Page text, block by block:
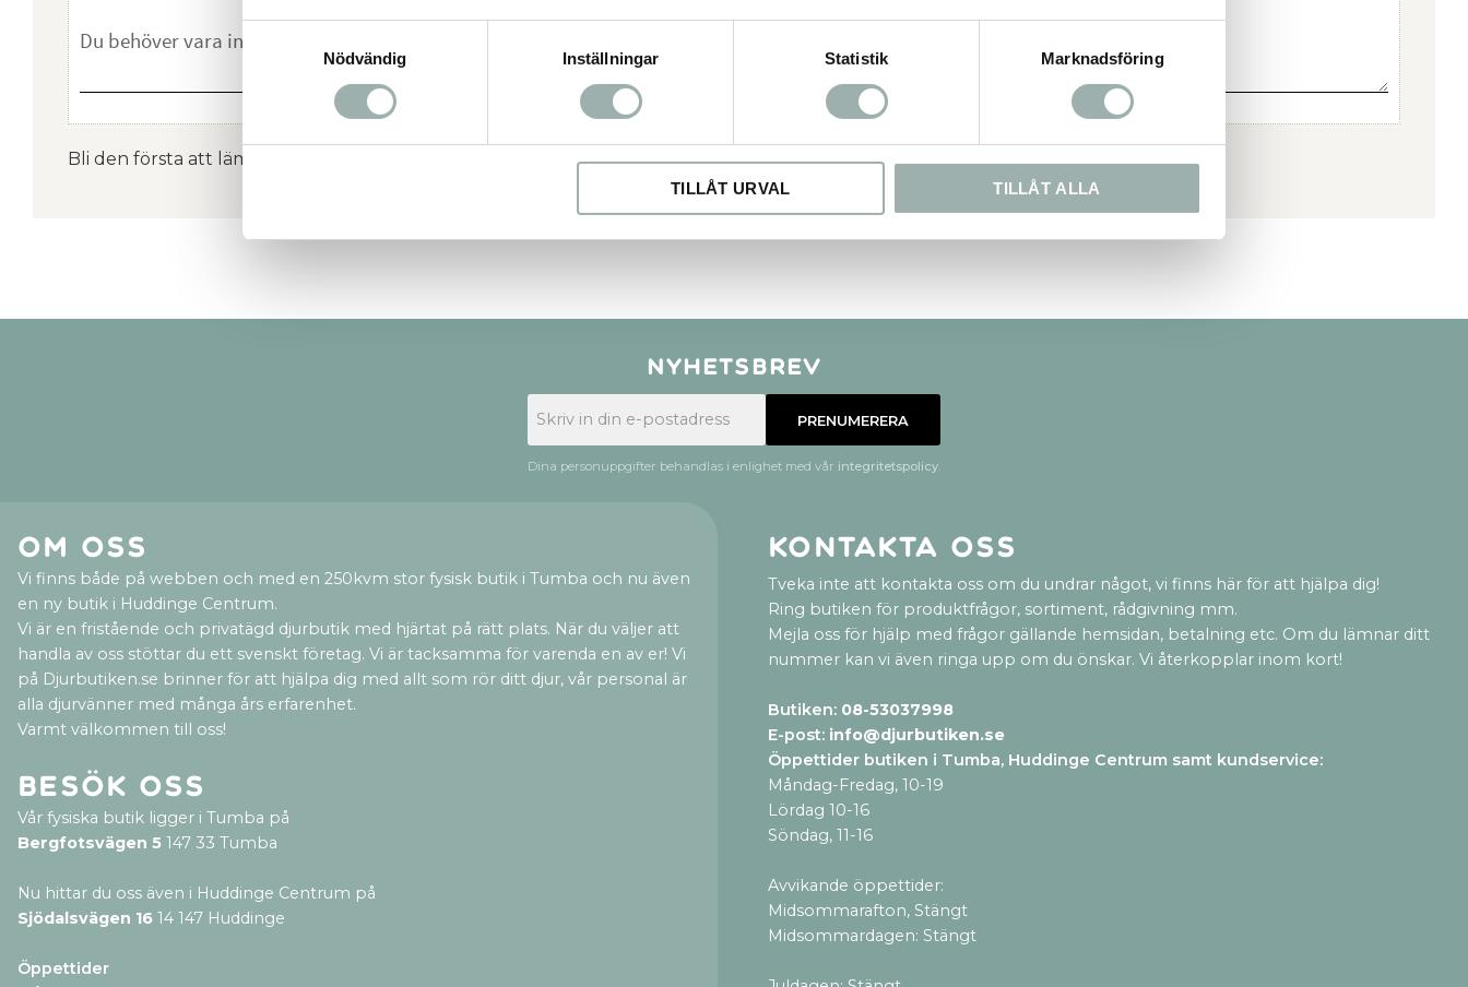
Nödvändig
Inställningar Statistik Marknadsföring
TILLÅT URVAL TILLÅT ALLA
Bli den första att lämna ett omdöme.
Nyhetsbrev
PRENUMERERA
Dina personuppgifter behandlas i enlighet med vår integritetspolicy.
Om oss
Vi finns både på webben och med en 250kvm stor fysisk butik i Tumba och nu även
en ny butik i Huddinge Centrum.
Vi är en fristående och privatägd djurbutik med hjärtat på rätt plats. När du väljer att
handla av oss stöttar du ett svenskt företag. Vi är tacksamma för varenda en av er! Vi
på Djurbutiken.se brinner för att hjälpa dig med allt som rör ditt djur, vår personal är
alla djurvänner med många års erfarenhet.
Varmt välkommen till oss!
Besök oss
Vår fysiska butik ligger i Tumba på
Bergfotsvägen 5 147 33 Tumba
Nu hittar du oss även i Huddinge Centrum på
Sjödalsvägen 16 14 147 Huddinge
Öppettider
Kontakta oss
Tveka inte att kontakta oss om du undrar något, vi finns här för att hjälpa dig!
Ring butiken för produktfrågor, sortiment, rådgivning mm.
Mejla oss för hjälp med frågor gällande hemsidan, betalning etc. Om du lämnar ditt
nummer kan vi även ringa upp om du önskar. Vi återkopplar inom kort!
Butiken: 08-53037998
E-post: info@djurbutiken.se
Öppettider butiken i Tumba, Huddinge Centrum samt kundservice:
Måndag-Fredag, 10-19
Lördag 10-16
Söndag, 11-16
Avvikande öppettider:
Midsommarafton, Stängt
Midsommardagen: Stängt